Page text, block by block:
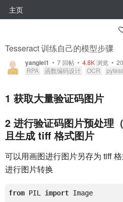
主页
Tesseract 训练自己的模型步骤
yanglei1 • 7 回帖 • 4.8K浏览 •
RPA
函数编码设计 OCR
1 获取大量验证码图片
2 进行验证码图片预处理
且生成 tiff 格式图片
可以用画图进行图片另存为 tiff
进行图片转换
from PIL import Image